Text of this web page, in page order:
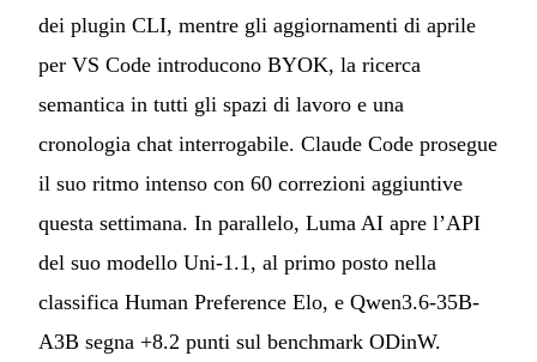
dei plugin CLI, mentre gli aggiornamenti di aprile
per VS Code introducono BYOK, la ricerca
semantica in tutti gli spazi di lavoro e una
cronologia chat interrogabile. Claude Code prosegue
il suo ritmo intenso con 60 correzioni aggiuntive
questa settimana. In parallelo, Luma AI apre l’API
del suo modello Uni-1.1, al primo posto nella
classifica Human Preference Elo, e Qwen3.6-35B-
A3B segna +8.2 punti sul benchmark ODinW.